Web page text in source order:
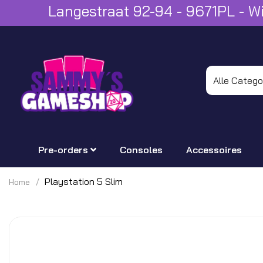
Langestraat 92-94 - 9671PL -
Pre-orders Consoles Accessoires
Home Playstation 5 Slim